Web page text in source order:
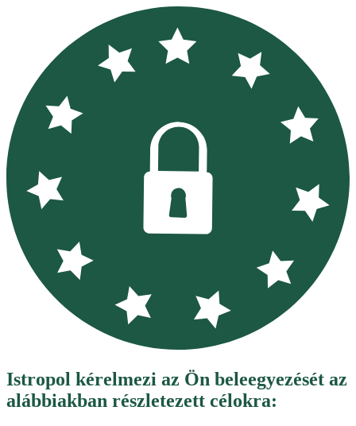
Istropol kérelmezi az Ön beleegyezését az
alábbiakban részletezett célokra: